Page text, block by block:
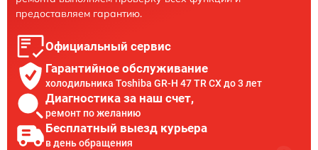
предоставляем гарантию.
Официальный сервис
Гарантийное обслуживание
холодильника Toshiba GR-H 47 TR CX до 3 лет
Диагностика за наш счет,
ремонт по желанию
Бесплатный выезд курьера
в день обращения